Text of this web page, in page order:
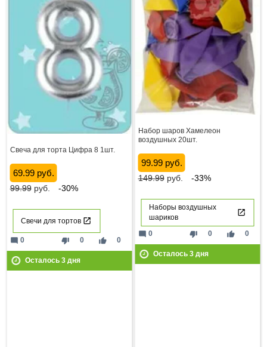
Свеча для торта Цифра 8 1шт.
69.99 руб.
99.99руб. -30%
Свечи для тортов
thumb_down 0 thumb_up 0
mode_comment 0
Осталось 3дня
Набор шаров Хамелеон
воздушных 20шт.
99.99 руб.
149.99руб. -33%
Наборы воздушных
шариков
thumb_down 0 thumb_up 0
mode_comment 0
Осталось 3дня